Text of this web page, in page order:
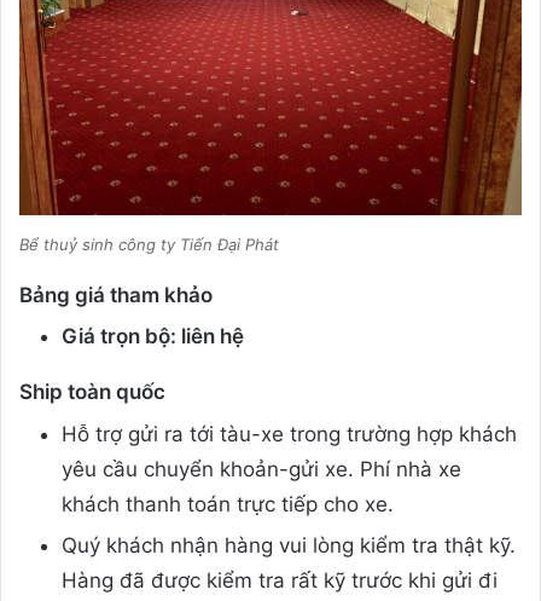
Bể thuỷ sinh công ty Tiến Đại Phát
Bảng giá tham khảo
Giá trọn bộ: liên hệ
Ship toàn quốc
Hỗ trợ gửi ra tới tàu-xe trong trường hợp khách
yêu cầu chuyển khoản-gửi xe. Phí nhà xe
khách thanh toán trực tiếp cho xe.
Quý khách nhận hàng vui lòng kiểm tra thật kỹ.
Hàng đã được kiểm tra rất kỹ trước khi gửi đi